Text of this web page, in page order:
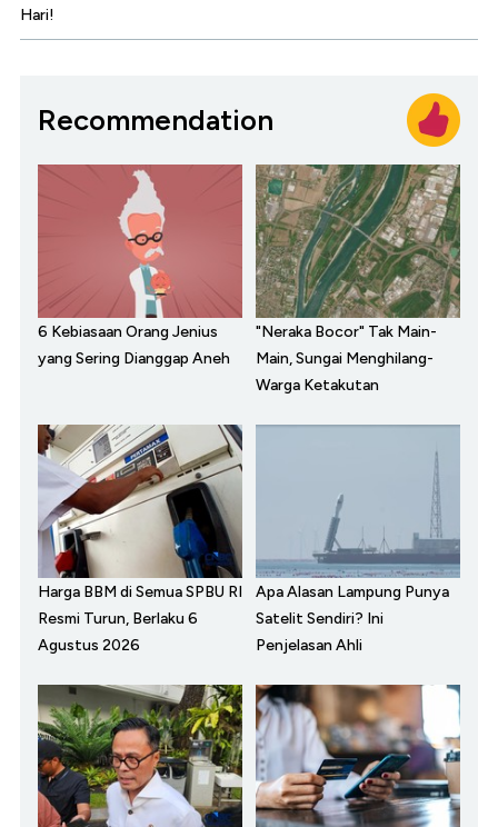
Hari!
Recommendation
6 Kebiasaan Orang Jenius
yang Sering Dianggap Aneh
"Neraka Bocor" Tak Main-
Main, Sungai Menghilang-
Warga Ketakutan
Harga BBM di Semua SPBU RI
Resmi Turun, Berlaku 6
Agustus 2026
Apa Alasan Lampung Punya
Satelit Sendiri? Ini
Penjelasan Ahli